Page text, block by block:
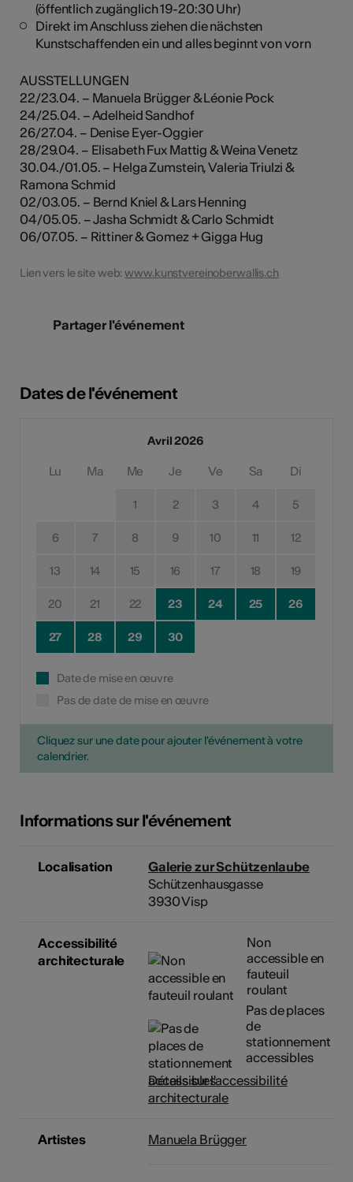
(öffentlich zugänglich 19-20:30 Uhr)
Direkt im Anschluss ziehen die nächsten
Kunstschaffenden ein und alles beginnt von vorn
AUSSTELLUNGEN
22/23.04. – Manuela Brügger & Léonie Pock
24/25.04. – Adelheid Sandhof
26/27.04. – Denise Eyer-Oggier
28/29.04. – Elisabeth Fux Mattig & Weina Venetz
30.04./01.05. – Helga Zumstein, Valeria Triulzi &
Ramona Schmid
02/03.05. – Bernd Kniel & Lars Henning
04/05.05. – Jasha Schmidt & Carlo Schmidt
06/07.05. – Rittiner & Gomez + Gigga Hug
Lien vers le site web:www.kunstvereinoberwallis.ch
Partager l'événement
Dates de l'événement
Avril 2026
Lu Ma Me Je Ve Sa Di
1 2 3 4 5
6 7 8 9 10 11 12
13 14 15 16 17 18 19
20 21 22 23 24 25 26
27 28 29 30
Date de mise en œuvre
Pas de date de mise en œuvre
Cliquez sur une date pour ajouter l'événement à votre
calendrier.
Informations sur l'événement
Localisation
Galerie zur Schützenlaube
Schützenhausgasse
3930 Visp
Accessibilité
architecturale
Non
accessible en
fauteuil
roulant
Pas de places
de
stationnement
accessibles
Détails sur l'accessibilité
architecturale
Artistes Manuela Brügger